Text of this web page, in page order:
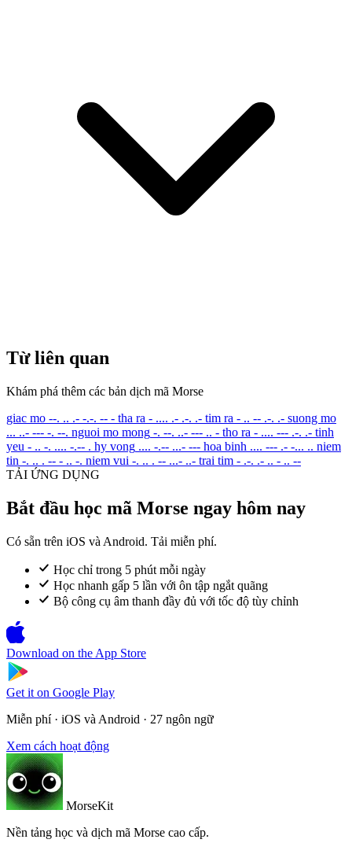
Từ liên quan
Khám phá thêm các bản dịch mã Morse
giac mo --. .. .- -.-. -- - tha ra - .... .- .-. .- tim ra - .. -- .-. .- suong mo
... ..- --- -. --. nguoi mo mong -. --. ..- --- .. - tho ra - .... --- .-. .- tinh
yeu - .. -. .... -.-- . hy vong .... -.-- ...- --- hoa binh .... --- .- -... .. niem
tin -. .. . -- - .. -. niem vui -. .. . -- ...- ..- trai tim - .-. .- .. - .. --
TẢI ỨNG DỤNG
Bắt đầu học mã Morse ngay hôm nay
Có sẵn trên iOS và Android. Tải miễn phí.
Học chỉ trong 5 phút mỗi ngày
Học nhanh gấp 5 lần với ôn tập ngắt quãng
Bộ công cụ âm thanh đầy đủ với tốc độ tùy chỉnh
Download on the App Store
Get it on Google Play
Miễn phí · iOS và Android · 27 ngôn ngữ
Xem cách hoạt động
MorseKit
Nền tảng học và dịch mã Morse cao cấp.